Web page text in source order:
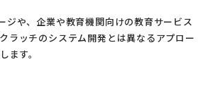
ジや、企業や教育機関向けの教育サービス
ラッチのシステム開発とは異なるアプロー
ます。